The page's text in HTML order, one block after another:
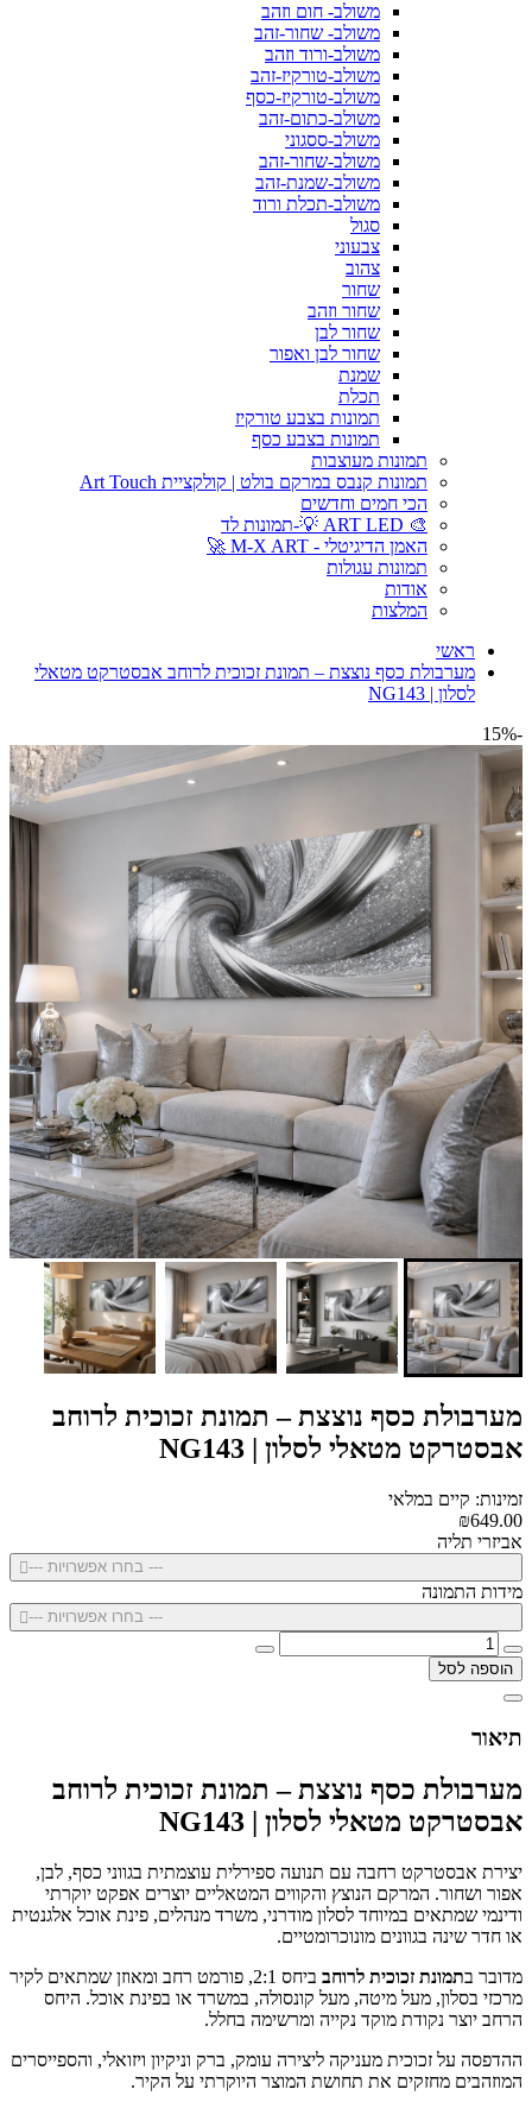
משולב- חום וזהב
משולב- שחור-זהב
משולב-ורוד וזהב
משולב-טורקיז-זהב
משולב-טורקיז-כסף
משולב-כתום-זהב
משולב-ססגוני
משולב-שחור-זהב
משולב-שמנת-זהב
משולב-תכלת ורוד
סגול
צבעוני
צהוב
שחור
שחור וזהב
שחור לבן
שחור לבן ואפור
שמנת
תכלת
תמונות בצבע טורקיז
תמונות בצבע כסף
תמונות מעוצבות
תמונות קנבס במרקם בולט | קולקציית Art Touch
הכי חמים וחדשים
🎨 ART LED 💡-תמונות לד
האמן הדיגיטלי - M-X ART 🚀
תמונות עגולות
אודות
המלצות
ראשי
מערבולת כסף נוצצת – תמונת זכוכית לרוחב אבסטרקט מטאלי
לסלון | NG143
-15%
מערבולת כסף נוצצת – תמונת זכוכית לרוחב
אבסטרקט מטאלי לסלון | NG143
זמינות: קיים במלאי
₪649.00
אביזרי תליה
--- בחרו אפשרויות ---
מידות התמונה
--- בחרו אפשרויות ---
הוספה לסל
תיאור
מערבולת כסף נוצצת – תמונת זכוכית לרוחב
אבסטרקט מטאלי לסלון | NG143
יצירת אבסטרקט רחבה עם תנועה ספירלית עוצמתית בגווני כסף, לבן,
אפור ושחור. המרקם הנוצץ והקווים המטאליים יוצרים אפקט יוקרתי
ודינמי שמתאים במיוחד לסלון מודרני, משרד מנהלים, פינת אוכל אלגנטית
או חדר שינה בגוונים מונוכרומטיים.
מדובר בתמונת זכוכית לרוחב
ביחס 2:1, פורמט רחב ומאוזן שמתאים לקיר
מרכזי בסלון, מעל מיטה, מעל קונסולה, במשרד או בפינת אוכל. היחס
הרחב יוצר נקודת מוקד נקייה ומרשימה בחלל.
ההדפסה על זכוכית מעניקה ליצירה עומק, ברק וניקיון ויזואלי, והספייסרים
המוזהבים מחזקים את תחושת המוצר היוקרתי על הקיר.